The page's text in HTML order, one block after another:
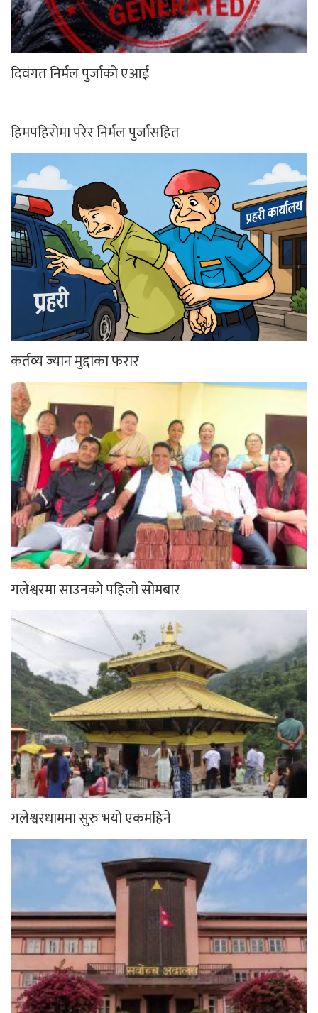
दिवंगत निर्मल पुर्जाको एआई
हिमपहिरोमा परेर निर्मल पुर्जासहित
कर्तव्य ज्यान मुद्दाका फरार
गलेश्वरमा साउनको पहिलो सोमबार
गलेश्वरधाममा सुरु भयो एकमहिने